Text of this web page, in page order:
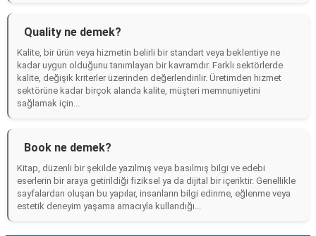
Quality ne demek?
Kalite, bir ürün veya hizmetin belirli bir standart veya beklentiye ne
kadar uygun olduğunu tanımlayan bir kavramdır. Farklı sektörlerde
kalite, değişik kriterler üzerinden değerlendirilir. Üretimden hizmet
sektörüne kadar birçok alanda kalite, müşteri memnuniyetini
sağlamak için...
Book ne demek?
Kitap, düzenli bir şekilde yazılmış veya basılmış bilgi ve edebi
eserlerin bir araya getirildiği fiziksel ya da dijital bir içeriktir. Genellikle
sayfalardan oluşan bu yapılar, insanların bilgi edinme, eğlenme veya
estetik deneyim yaşama amacıyla kullandığı...